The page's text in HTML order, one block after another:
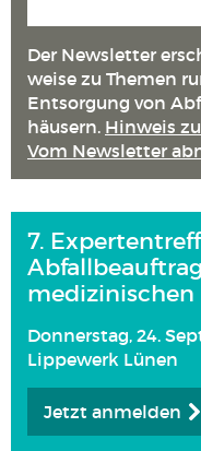
Der Newsletter
weise zu Themen
Entsorgung von
häusern. Hinweis
Vom Newsletter
7.
medizinischen
Donnerstag, 24.
Lippewerk Lünen
Jetzt anmelden